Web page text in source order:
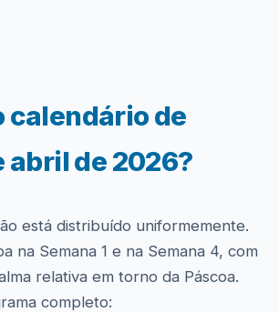
calendário de
abril de 2026?
está distribuído uniformemente.
na Semana 1 e na Semana 4, com
relativa em torno da Páscoa.
completo: